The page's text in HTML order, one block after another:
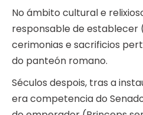
No ámbito cultural e
responsable de establecer
cerimonias e sacrificios
do panteón romano.
Séculos despois, tras a
era competencia do